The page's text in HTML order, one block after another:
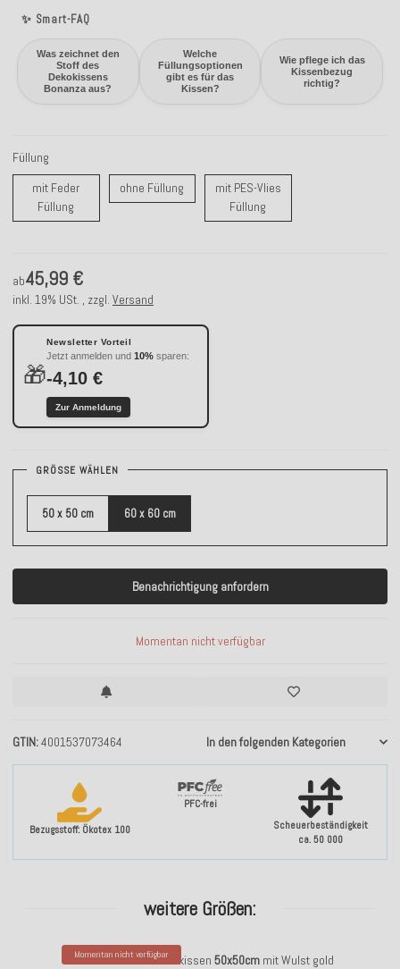
✨ Smart-FAQ
Was zeichnet den
Stoff des
Dekokissens
Bonanza aus?
Welche
Füllungsoptionen
gibt es für das
Kissen?
Wie pflege ich das
Kissenbezug
richtig?
Bezugsstoff: Ökotex 100
PFC-frei
Scheuerbeständigkeit
ca. 50 000
GTIN 4001537073464 In den folgenden Kategorien
Füllung
mit Feder
Füllung mit Feder Füllung
ohne Füllung ohne Füllung
mit PES-Vlies
Füllung
ab45,99 €
inkl. 19% USt. , zzgl. Versand
🎁
Newsletter Vorteil
Jetzt anmelden und 10% sparen:
-4,10 €
Zur Anmeldung
GRÖSSE WÄHLEN
50 x 50 cm 60 x 60 cm
Benachrichtigung anfordern
Momentan nicht verfügbar
weitere Größen:
Momentan nicht verfügbar
H.O.C.K. Bonanza Dekokissen 50x50cmmit Wulst gold